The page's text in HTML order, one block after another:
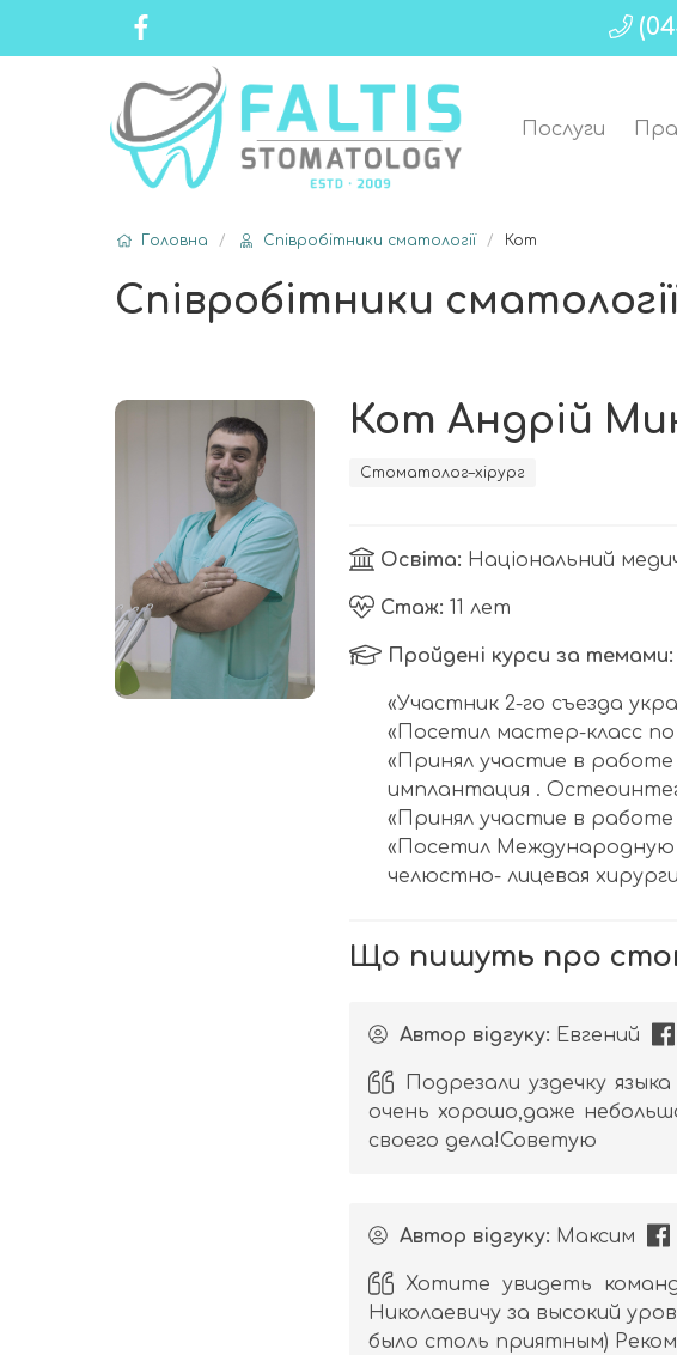
Послуги
Співробітники
Портфоліо
відгуків
Послуги
Головна Співробітники сматології Кот
Співробітники
Кот Андрій
Стоматолог–хірург
Освіта: Національний
Стаж: 11 лет
Пройдені курси за темами:
«Участник 2-го съезда
«Посетил мастер-класс
«Принял участие в
имплантация .
«Принял участие в работе
«Посетил Международную
челюстно- лицевая
Що пишуть про
Автор відгуку: Евгений
Подрезали уздечку
очень хорошо,даже
своего дела!Советую
Автор відгуку: Максим
Хотите увидеть
Николаевичу за высокий
было столь приятным)